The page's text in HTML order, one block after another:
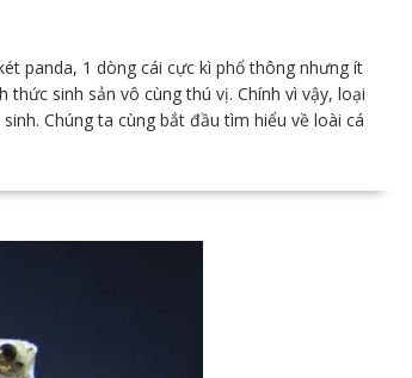
panda, 1 dòng cái cực kì phổ thông nhưng ít
sinh sản vô cùng thú vị. Chính vì vậy, loại
Chúng ta cùng bắt đầu tìm hiểu về loài cá